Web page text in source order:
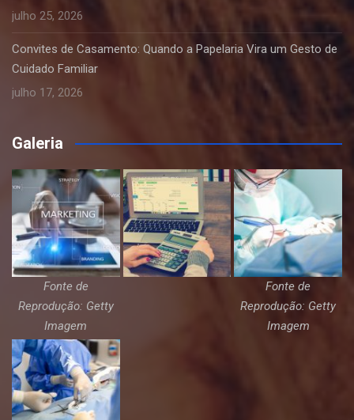
julho 25, 2026
Convites de Casamento: Quando a Papelaria Vira um Gesto de
Cuidado Familiar
julho 17, 2026
Galeria
Fonte de
Reprodução: Getty
Imagem
Fonte de
Reprodução: Getty
Imagem